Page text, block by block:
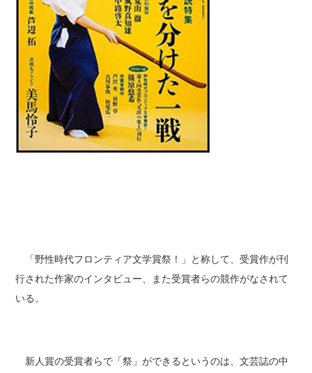
「野性時代フロンティア文学賞祭！」と称して、受賞作が刊
行された作家のインタビュー、また受賞者らの競作がなされて
いる。
新人賞の受賞者らで「祭」ができるというのは、文芸誌の中